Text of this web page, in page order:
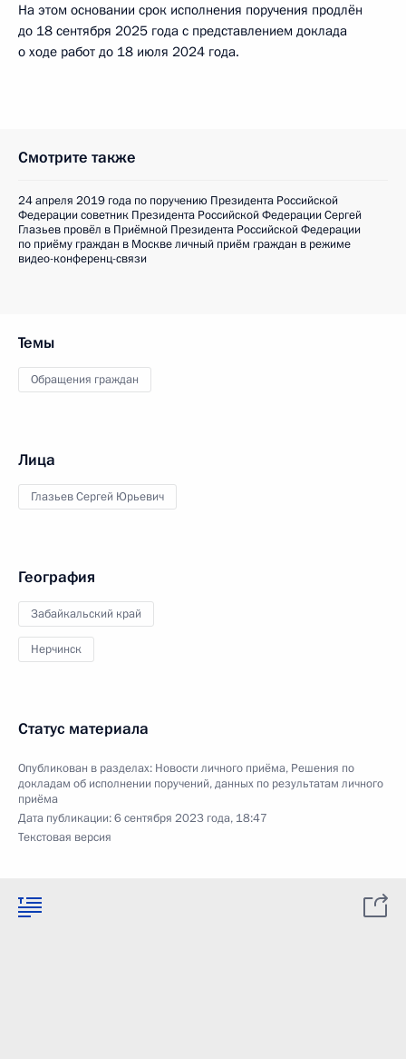
На этом основании срок исполнения поручения продлён
до 18 сентября 2025 года с представлением доклада
о ходе работ до 18 июля 2024 года.
Смотрите также
24 апреля 2019 года по поручению Президента Российской
Федерации советник Президента Российской Федерации Сергей
Глазьев провёл в Приёмной Президента Российской Федерации
по приёму граждан в Москве личный приём граждан в режиме
видео-конференц-связи
Темы
Обращения граждан
Лица
Глазьев Сергей Юрьевич
География
Забайкальский край
Нерчинск
Статус материала
Опубликован в разделах: Новости личного приёма, Решения по
докладам об исполнении поручений, данных по результатам личного
приёма
Дата публикации:6 сентября 2023 года, 18:47
Текстовая версия